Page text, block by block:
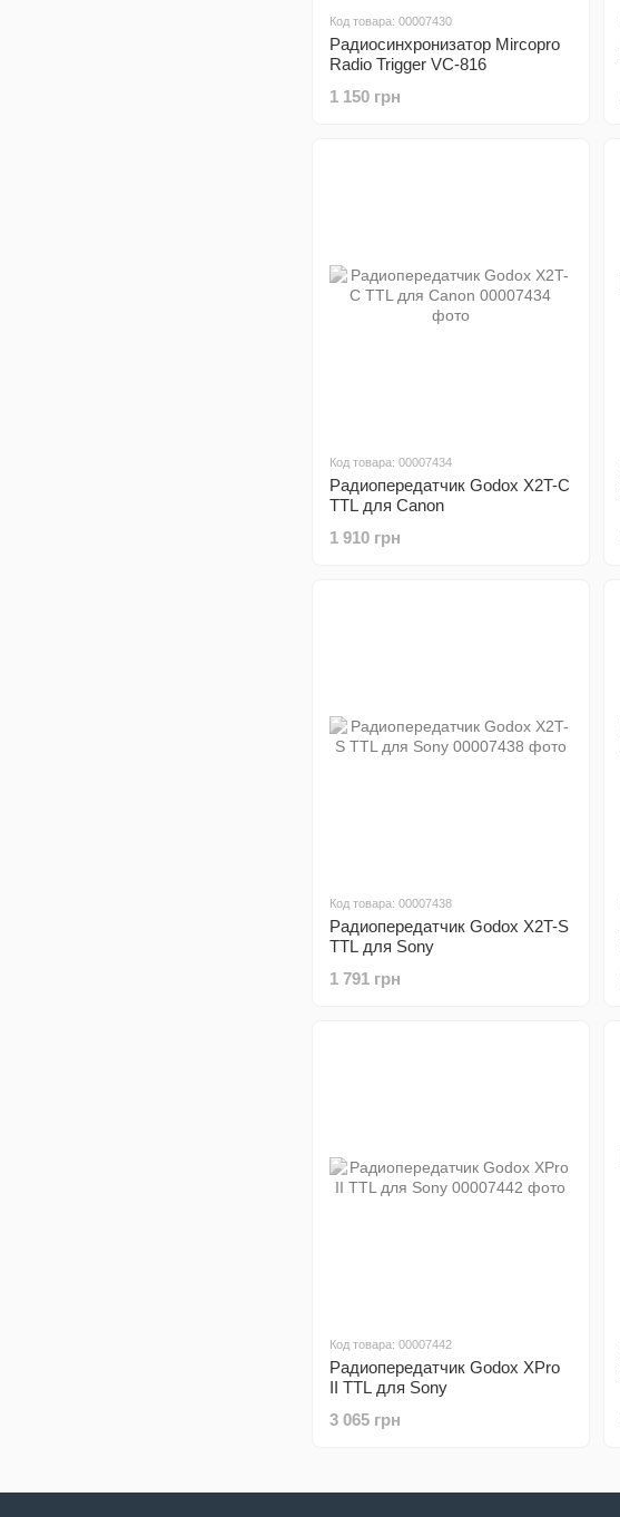
Код товара: 00007430
Радиосинхронизатор Mircopro
Radio Trigger VC-816
1 150 грн
Код товара: 00007434
Радиопередатчик Godox X2T-C
TTL для Canon
1 910 грн
Код товара: 00007438
Радиопередатчик Godox X2T-S
TTL для Sony
1 791 грн
Код товара: 00007442
Радиопередатчик Godox XPro
II TTL для Sony
3 065 грн